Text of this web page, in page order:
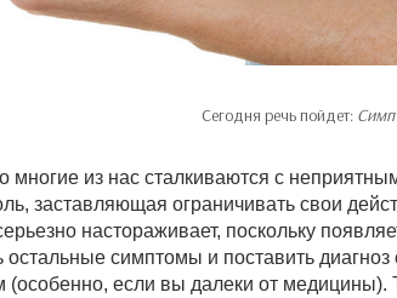
Сегодня речь пойдет:
многие из нас сталкиваются с
заставляющая ограничивать свои
настораживает, поскольку
остальные симптомы и поставить
если вы далеки от медицины).